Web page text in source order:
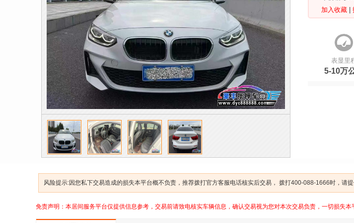
加入收藏
表显里
5-10万
风险提示:因您私下交易造成的损失本平台概不负责，推荐拨打官方客服电话核实后交易， 拨打400-088-1666时，请
免责声明：本居间服务平台仅提供信息参考，交易前请致电核实车辆信息，确认交易视为您对本次交易负责，一切损失本